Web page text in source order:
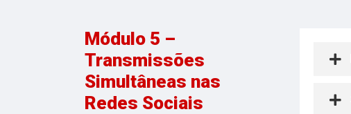
Módulo 5 –
Transmissões
Simultâneas nas
Redes Sociais